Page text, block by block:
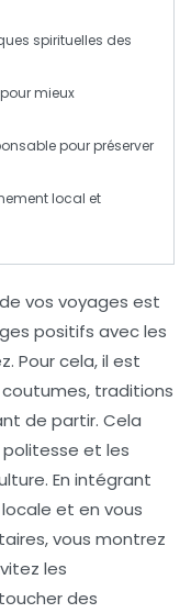
spirituelles des
pour mieux
pour préserver
local et
vos voyages est
positifs avec les
Pour cela, il est
coutumes, traditions
de partir. Cela
et les
En intégrant
et en vous
, vous montrez
les
des